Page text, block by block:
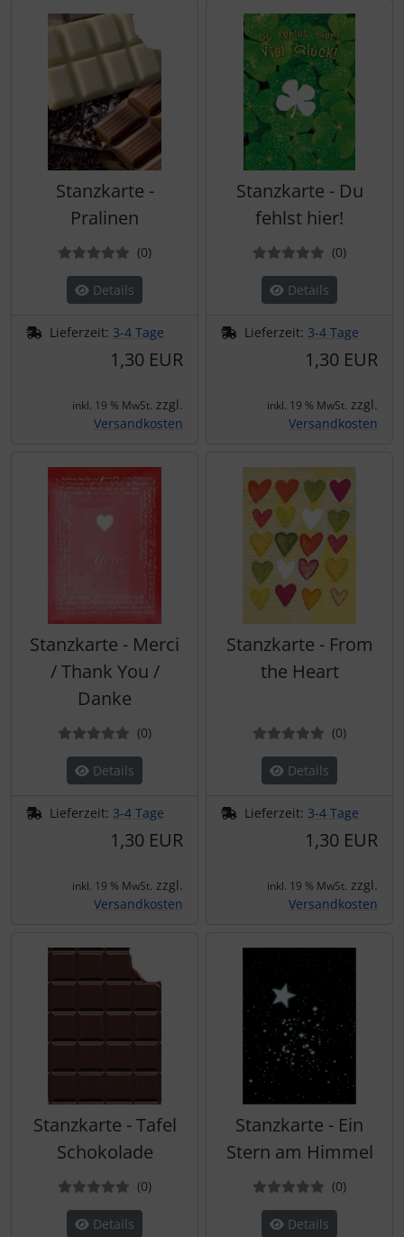
Stanzkarte -
Pralinen
(0Bewertungen
)
Details
Lieferzeit: 3-4 Tage
1,30 EUR
inkl. 19 % MwSt. zzgl.
Versandkosten
Stanzkarte - Du
fehlst hier!
(0)
Details
Lieferzeit: 3-4 Tage
1,30 EUR
inkl. 19 % MwSt. zzgl.
Versandkosten
Stanzkarte - Merci
/ Thank You /
Danke
(0Bewertungen
)
Details
Lieferzeit: 3-4 Tage
1,30 EUR
inkl. 19 % MwSt. zzgl.
Versandkosten
Stanzkarte - From
the Heart
(0)
Details
Lieferzeit: 3-4 Tage
1,30 EUR
inkl. 19 % MwSt. zzgl.
Versandkosten
Stanzkarte - Tafel
Schokolade
(0Bewertungen
)
Details
Stanzkarte - Ein
Stern am Himmel
(0)
Details